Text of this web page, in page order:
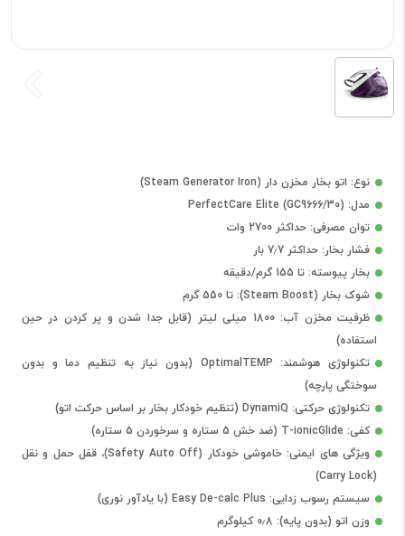
نوع: اتو بخار مخزن دار (Steam Generator Iron)
مدل: PerfectCare Elite (GC9666/30)
توان مصرفی: حداکثر 2700 وات
فشار بخار: حداکثر 7٫7 بار
بخار پیوسته: تا 155 گرم/دقیقه
شوک بخار (Steam Boost): تا 550 گرم
ظرفیت مخزن آب: 1800 میلی لیتر (قابل جدا شدن و پر کردن در حین
استفاده)
تکنولوژی هوشمند: OptimalTEMP (بدون نیاز به تنظیم دما و بدون
سوختگی پارچه)
تکنولوژی حرکتی: DynamiQ (تنظیم خودکار بخار بر اساس حرکت اتو)
کفی: T-ionicGlide (ضد خش 5 ستاره و سرخوردن 5 ستاره)
ویژگی های ایمنی: خاموشی خودکار (Safety Auto Off)، قفل حمل و نقل
(Carry Lock)
سیستم رسوب زدایی: Easy De-calc Plus (با یادآور نوری)
وزن اتو (بدون پایه): 0٫8 کیلوگرم